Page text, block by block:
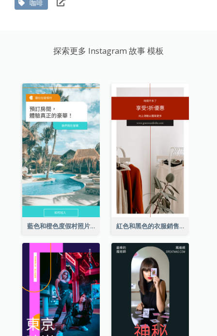
咖啡
探索更多 Instagram 故事 模板
藍色和橙色度假村照片酒店Instagram限時動態 紅色和黑色的衣服銷售Instagram限時動態